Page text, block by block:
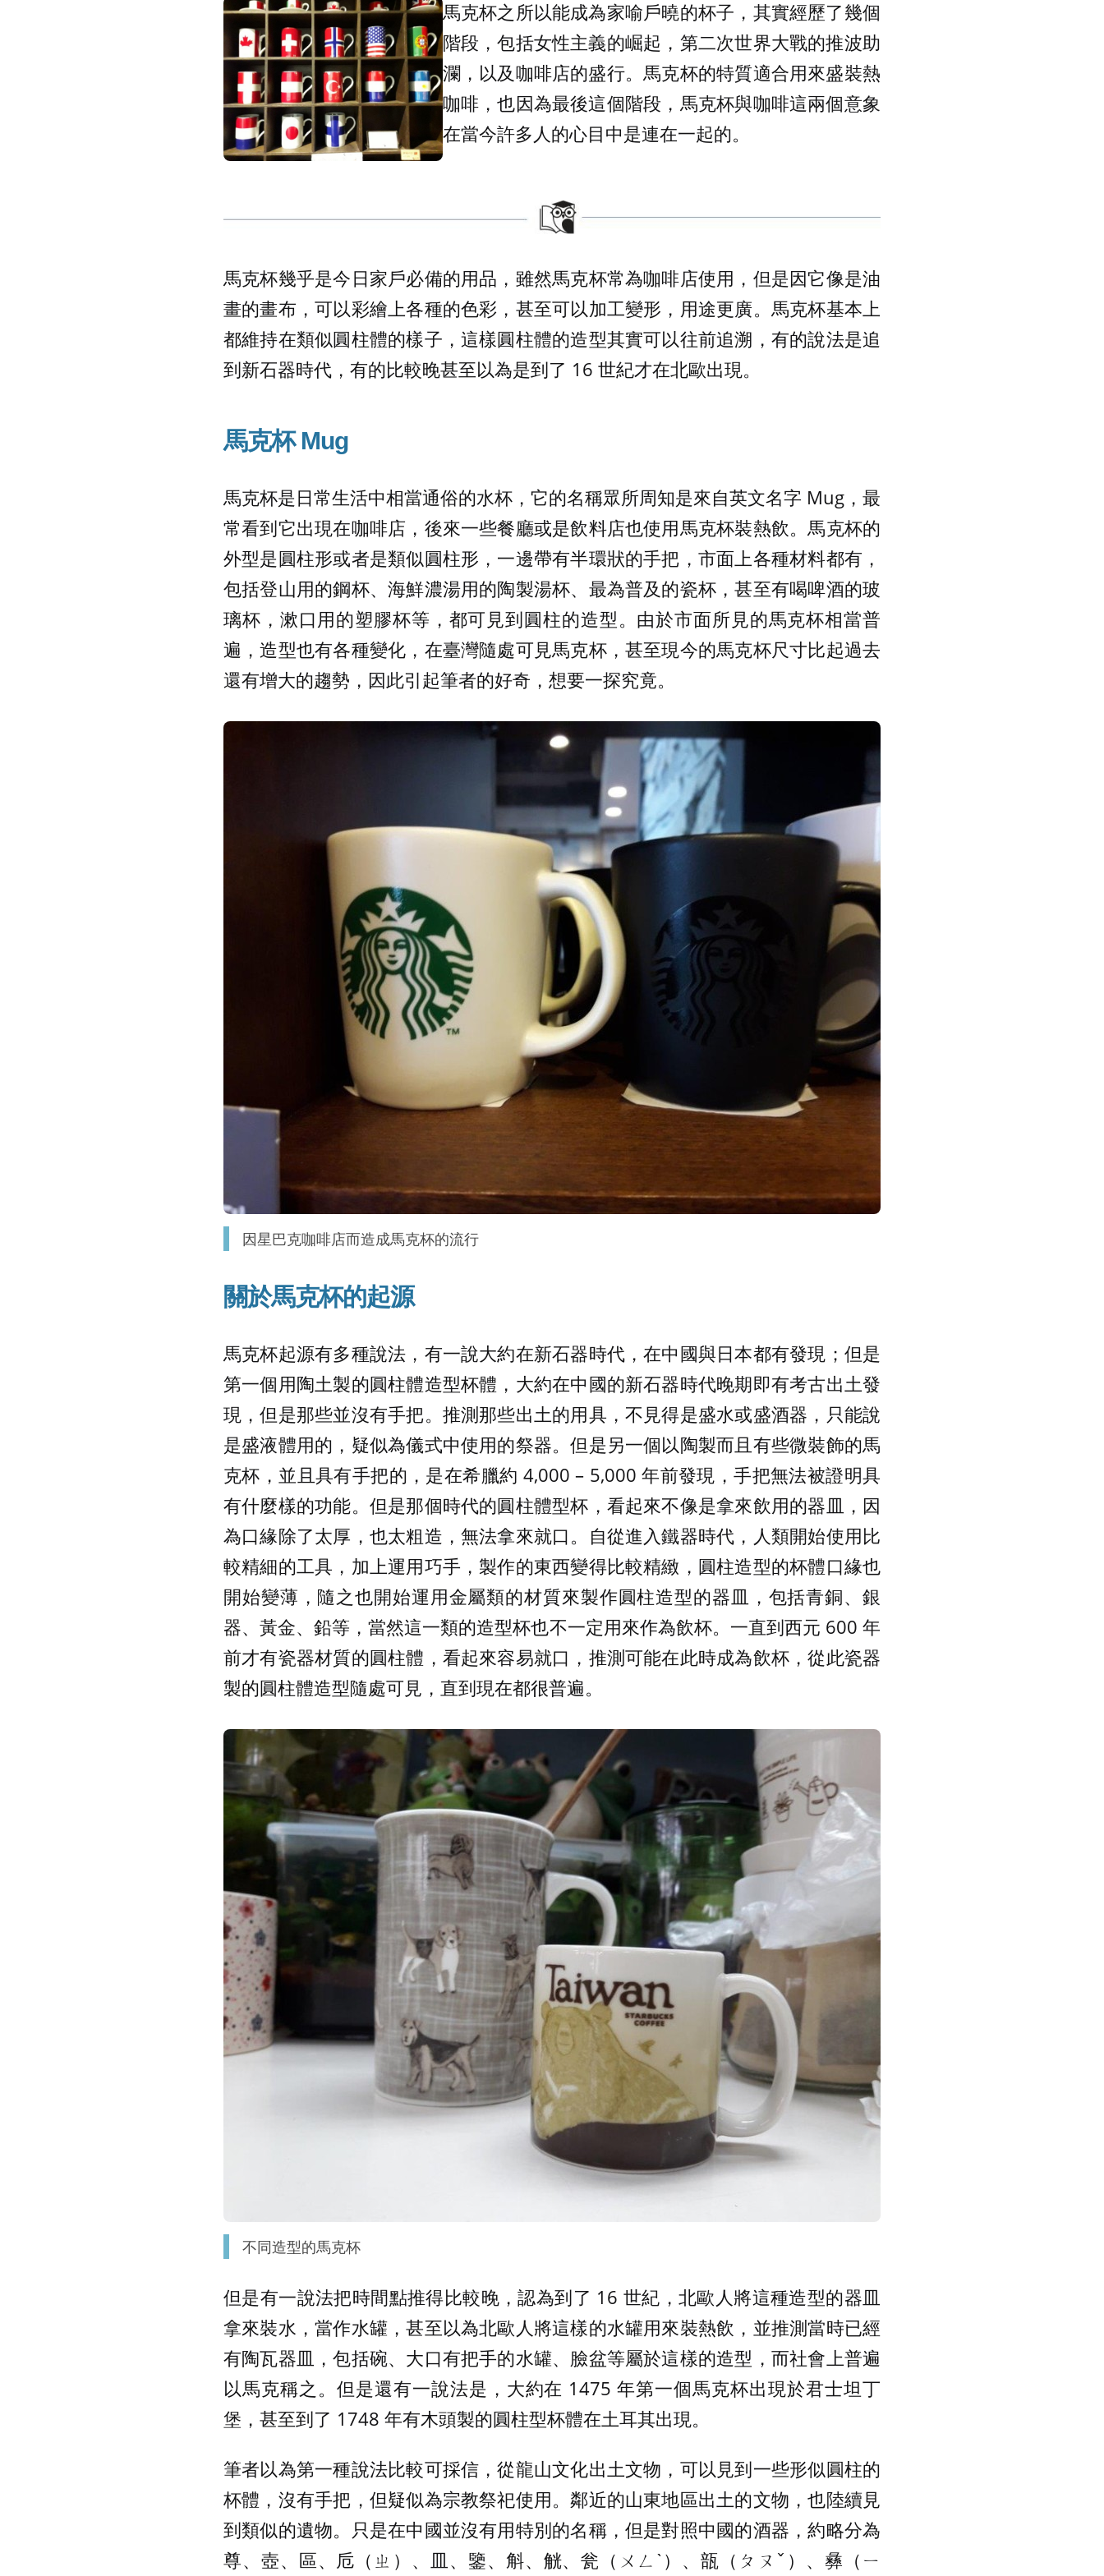
馬克杯之所以能成為家喻戶曉的杯子，其實經歷了幾個
階段，包括女性主義的崛起，第二次世界大戰的推波助
瀾，以及咖啡店的盛行。馬克杯的特質適合用來盛裝熱
咖啡，也因為最後這個階段，馬克杯與咖啡這兩個意象
在當今許多人的心目中是連在一起的。
馬克杯幾乎是今日家戶必備的用品，雖然馬克杯常為咖啡店使用，但是因它像是油
畫的畫布，可以彩繪上各種的色彩，甚至可以加工變形，用途更廣。馬克杯基本上
都維持在類似圓柱體的樣子，這樣圓柱體的造型其實可以往前追溯，有的說法是追
到新石器時代，有的比較晚甚至以為是到了 16 世紀才在北歐出現。
馬克杯 Mug
馬克杯是日常生活中相當通俗的水杯，它的名稱眾所周知是來自英文名字 Mug，最
常看到它出現在咖啡店，後來一些餐廳或是飲料店也使用馬克杯裝熱飲。馬克杯的
外型是圓柱形或者是類似圓柱形，一邊帶有半環狀的手把，市面上各種材料都有，
包括登山用的鋼杯、海鮮濃湯用的陶製湯杯、最為普及的瓷杯，甚至有喝啤酒的玻
璃杯，漱口用的塑膠杯等，都可見到圓柱的造型。由於市面所見的馬克杯相當普
遍，造型也有各種變化，在臺灣隨處可見馬克杯，甚至現今的馬克杯尺寸比起過去
還有增大的趨勢，因此引起筆者的好奇，想要一探究竟。
因星巴克咖啡店而造成馬克杯的流行
關於馬克杯的起源
馬克杯起源有多種說法，有一說大約在新石器時代，在中國與日本都有發現；但是
第一個用陶土製的圓柱體造型杯體，大約在中國的新石器時代晚期即有考古出土發
現，但是那些並沒有手把。推測那些出土的用具，不見得是盛水或盛酒器，只能說
是盛液體用的，疑似為儀式中使用的祭器。但是另一個以陶製而且有些微裝飾的馬
克杯，並且具有手把的，是在希臘約 4,000 – 5,000 年前發現，手把無法被證明具
有什麼樣的功能。但是那個時代的圓柱體型杯，看起來不像是拿來飲用的器皿，因
為口緣除了太厚，也太粗造，無法拿來就口。自從進入鐵器時代，人類開始使用比
較精細的工具，加上運用巧手，製作的東西變得比較精緻，圓柱造型的杯體口緣也
開始變薄，隨之也開始運用金屬類的材質來製作圓柱造型的器皿，包括青銅、銀
器、黃金、鉛等，當然這一類的造型杯也不一定用來作為飲杯。一直到西元 600 年
前才有瓷器材質的圓柱體，看起來容易就口，推測可能在此時成為飲杯，從此瓷器
製的圓柱體造型隨處可見，直到現在都很普遍。
不同造型的馬克杯
但是有一說法把時間點推得比較晚，認為到了 16 世紀，北歐人將這種造型的器皿
拿來裝水，當作水罐，甚至以為北歐人將這樣的水罐用來裝熱飲，並推測當時已經
有陶瓦器皿，包括碗、大口有把手的水罐、臉盆等屬於這樣的造型，而社會上普遍
以馬克稱之。但是還有一說法是，大約在 1475 年第一個馬克杯出現於君士坦丁
堡，甚至到了 1748 年有木頭製的圓柱型杯體在土耳其出現。
筆者以為第一種說法比較可採信，從龍山文化出土文物，可以見到一些形似圓柱的
杯體，沒有手把，但疑似為宗教祭祀使用。鄰近的山東地區出土的文物，也陸續見
到類似的遺物。只是在中國並沒有用特別的名稱，但是對照中國的酒器，約略分為
尊、壺、區、卮（ㄓ）、皿、鑒、斛、觥、瓮（ㄨㄥˋ）、瓿（ㄆㄡˇ）、彝（ㄧ